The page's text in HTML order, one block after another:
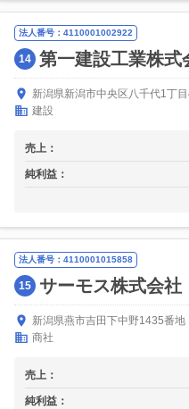
法人番号：4110001002922
14 第一建設工業株式
新潟県新潟市中央区八千代1丁
建設
売上：
純利益：
法人番号：4110001015858
15 サーモス株式会社
新潟県燕市吉田下中野1435番地
商社
売上：
純利益：